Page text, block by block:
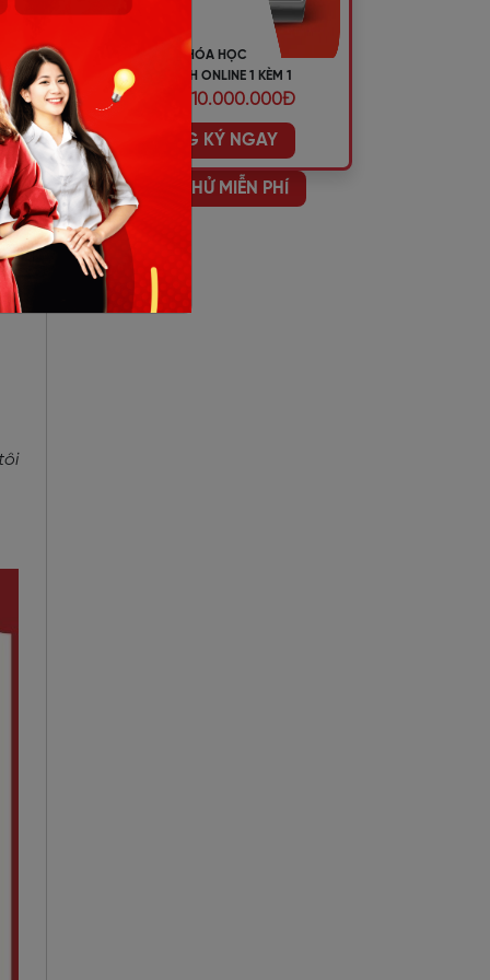
KHÓA HỌC
TIẾNG ANH ONLINE 1 KÈM 1
ƯU ĐÃI 10.000.000Đ
ĐĂNG KÝ NGAY
HỌC THỬ MIỄN PHÍ